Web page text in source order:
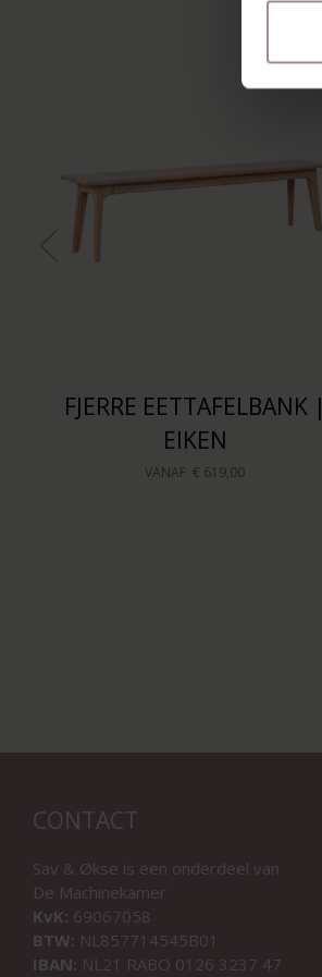
FJERRE EETTAFELBANK |
EIKEN
VANAF € 619,00
CONTACT
Sav & Økse is een onderdeel van
De Machinekamer
KvK: 69067058
BTW: NL857714545B01
IBAN: NL21 RABO 0126 3237 47